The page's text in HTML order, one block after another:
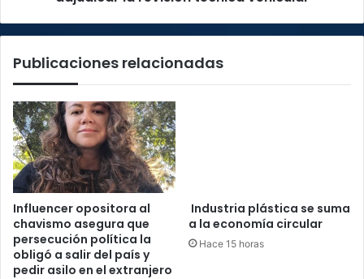
Publicaciones relacionadas
Influencer opositora al
chavismo asegura que
persecución política la
obligó a salir del país y
pedir asilo en el extranjero
Industria plástica se suma
a la economía circular
Hace 15 horas